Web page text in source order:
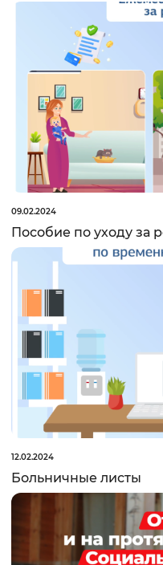
Нормальный
Монохромный
Воспроизвести
Вернуть
Основная
информация
09.02.2024
Пособие по уходу за
12.02.2024
Больничные листы